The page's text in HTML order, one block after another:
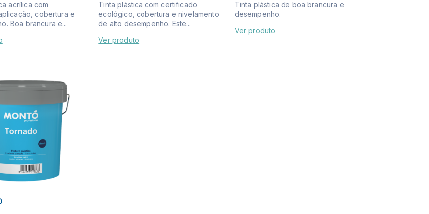
acrílica com
cobertura e
Boa brancura e...
Tinta plástica com certificado
ecológico, cobertura e nivelamento
de alto desempenho. Este...
Ver produto
Tinta plástica de boa brancura e
desempenho.
Ver produto